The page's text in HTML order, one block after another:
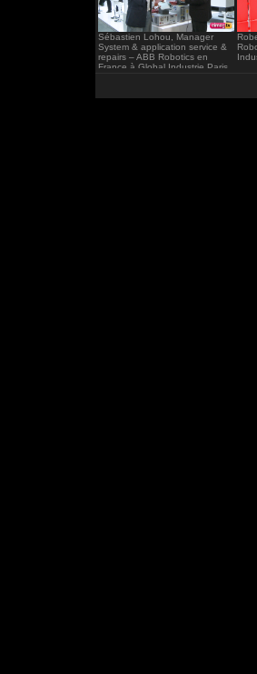
Sébastien Lohou, Manager
System & application service &
repairs – ABB Robotics en
France à Global Industrie Paris